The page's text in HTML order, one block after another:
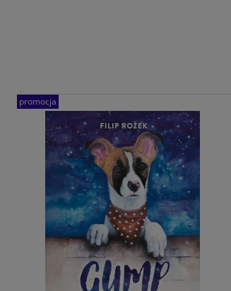
promocja